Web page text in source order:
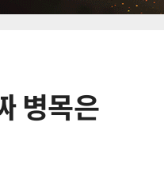
병목은
기고]공동주택의 열에너지까